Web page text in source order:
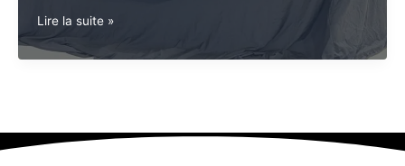
Guadeloupe
•
Diaspora.
Lire la suite »